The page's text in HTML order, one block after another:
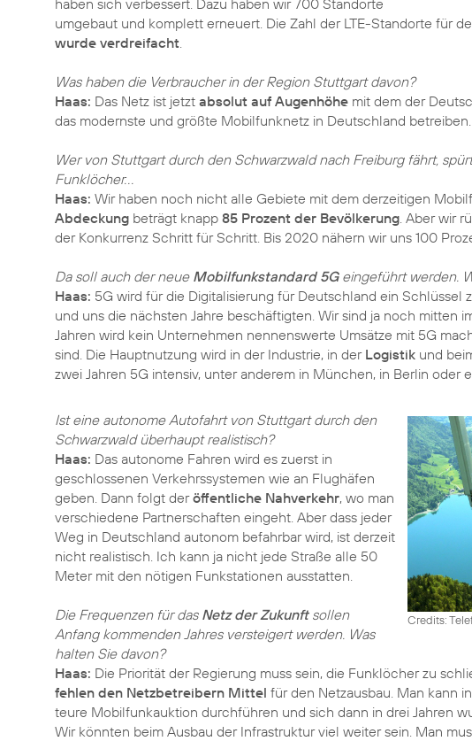
haben sich verbessert. Dazu haben wir 700 Standorte
umgebaut und komplett erneuert. Die Zahl der LTE-Standorte für
wurde verdreifacht.
Was haben die Verbraucher in der Region Stuttgart davon?
Haas: Das Netz ist jetzt absolut auf Augenhöhe mit dem der
das modernste und größte Mobilfunknetz in Deutschland betreiben.
Wer von Stuttgart durch den Schwarzwald nach Freiburg fährt,
Funklöcher. . .
Haas: Wir haben noch nicht alle Gebiete mit dem derzeitigen
Abdeckung beträgt knapp 85 Prozent der Bevölkerung. Aber wir
der Konkurrenz Schritt für Schritt. Bis 2020 nähern wir uns 100
Da soll auch der neue Mobilfunkstandard 5Geingeführt werden.
Haas: 5G wird für die Digitalisierung für Deutschland ein Schlüssel
und uns die nächsten Jahre beschäftigten. Wir sind ja noch mitten
Jahren wird kein Unternehmen nennenswerte Umsätze mit 5G
sind. Die Hauptnutzung wird in der Industrie, in der Logistik und
zwei Jahren 5G intensiv, unter anderem in München, in Berlin oder
Credits:
Ist eine autonome Autofahrt von Stuttgart durch den
Schwarzwald überhaupt realistisch?
Haas: Das autonome Fahren wird es zuerst in
geschlossenen Verkehrssystemen wie an Flughäfen
geben. Dann folgt deröffentliche Nahverkehr, wo man
verschiedene Partnerschaften eingeht. Aber dass jeder
Weg in Deutschland autonom befahrbar wird, ist derzeit
nicht realistisch. Ich kann ja nicht jede Straße alle 50
Meter mit den nötigen Funkstationen ausstatten.
Die Frequenzen für das Netz der Zukunftsollen
Anfang kommenden Jahres versteigert werden. Was
halten Sie davon?
Haas: Die Priorität der Regierung muss sein, die Funklöcher zu
fehlen den Netzbetreibern Mittel für den Netzausbau. Man kann
teure Mobilfunkauktion durchführen und sich dann in drei Jahren
Wir könnten beim Ausbau der Infrastruktur viel weiter sein. Man